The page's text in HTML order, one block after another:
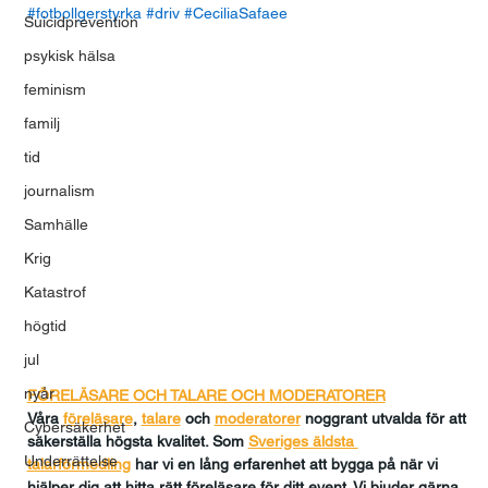
Suicidprevention
psykisk hälsa
feminism
familj
tid
journalism
Samhälle
Krig
Katastrof
högtid
jul
nyår
Cybersäkerhet
Underrättelse
#fotbollgerstyrka #driv #CeciliaSafaee
FÖRELÄSARE OCH TALARE OCH MODERATORER
Våra föreläsare, talare och moderatorer noggrant utvalda för att
säkerställa högsta kvalitet. Som Sveriges äldsta
talarförmedling har vi en lång erfarenhet att bygga på när vi